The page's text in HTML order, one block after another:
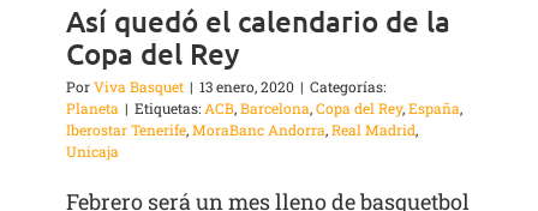
Así quedó el calendario de la
Copa del Rey
PorViva Basquet | 13 enero, 2020 | Categorías:
Planeta | Etiquetas: ACB,Barcelona,Copa del Rey,España,
Iberostar Tenerife,MoraBanc Andorra,Real Madrid,
Unicaja
Febrero será un mes lleno de basquetbol